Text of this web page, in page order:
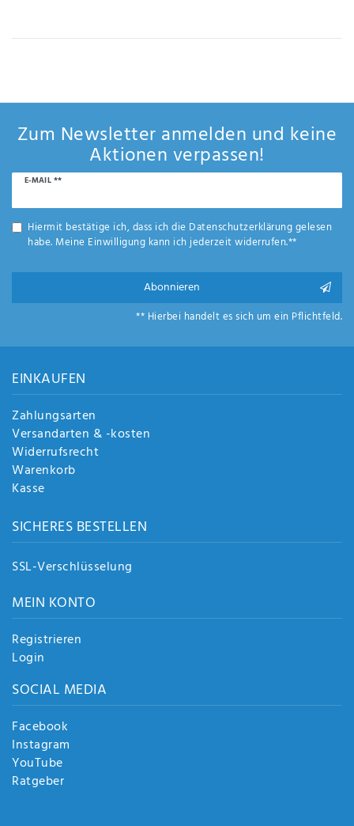
Hiermit
ich die
Daten­
gelesen
rag
e
sen
de
n
Zum Newsletter anmelden und keine
Aktionen verpassen!
E-MAIL **
Newsletter
Hiermit bestätige ich, dass ich die Daten­schutz­erklärunggelesen
habe. Meine Einwilligung kann ich jederzeit widerrufen.**
Abonnieren
** Hierbei handelt es sich um ein Pflichtfeld.
EINKAUFEN
Zahlungsarten
Versandarten & -kosten
Widerrufsrecht
Warenkorb
Kasse
SICHERES BESTELLEN
SSL-Verschlüsselung
MEIN KONTO
Registrieren
Login
SOCIAL MEDIA
Facebook
Instagram
YouTube
Ratgeber